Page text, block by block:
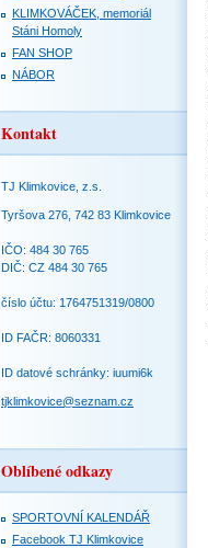
KLIMKOVÁČEK, memoriál
Stáni Homoly
FAN SHOP
NÁBOR
Kontakt
TJ Klimkovice, z.s.
Tyršova 276, 742 83 Klimkovice
IČO: 484 30 765
DIČ: CZ 484 30 765
číslo účtu: 1764751319/0800
ID FAČR: 8060331
ID datové schránky: iuumi6k
tjklimkovice@seznam.cz
Oblíbené odkazy
SPORTOVNÍ KALENDÁŘ
Facebook TJ Klimkovice